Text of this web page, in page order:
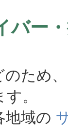
バー
ため
。
域の